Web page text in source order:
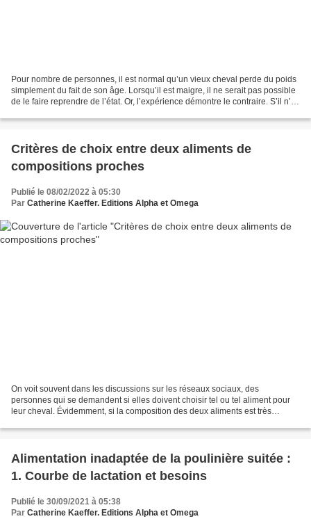
Pour nombre de personnes, il est normal qu’un vieux cheval perde du poids
simplement du fait de son âge. Lorsqu’il est maigre, il ne serait pas possible
de le faire reprendre de l’état. Or, l’expérience démontre le contraire. S’il n’y
Critères de choix entre deux aliments de
compositions proches
Publié le 08/02/2022 à 05:30
Par Catherine Kaeffer. Editions Alpha et Omega
On voit souvent dans les discussions sur les réseaux sociaux, des
personnes qui se demandent si elles doivent choisir tel ou tel aliment pour
leur cheval. Évidemment, si la composition des deux aliments est très
Alimentation inadaptée de la poulinière suitée :
1. Courbe de lactation et besoins
Publié le 30/09/2021 à 05:38
Par Catherine Kaeffer. Editions Alpha et Omega